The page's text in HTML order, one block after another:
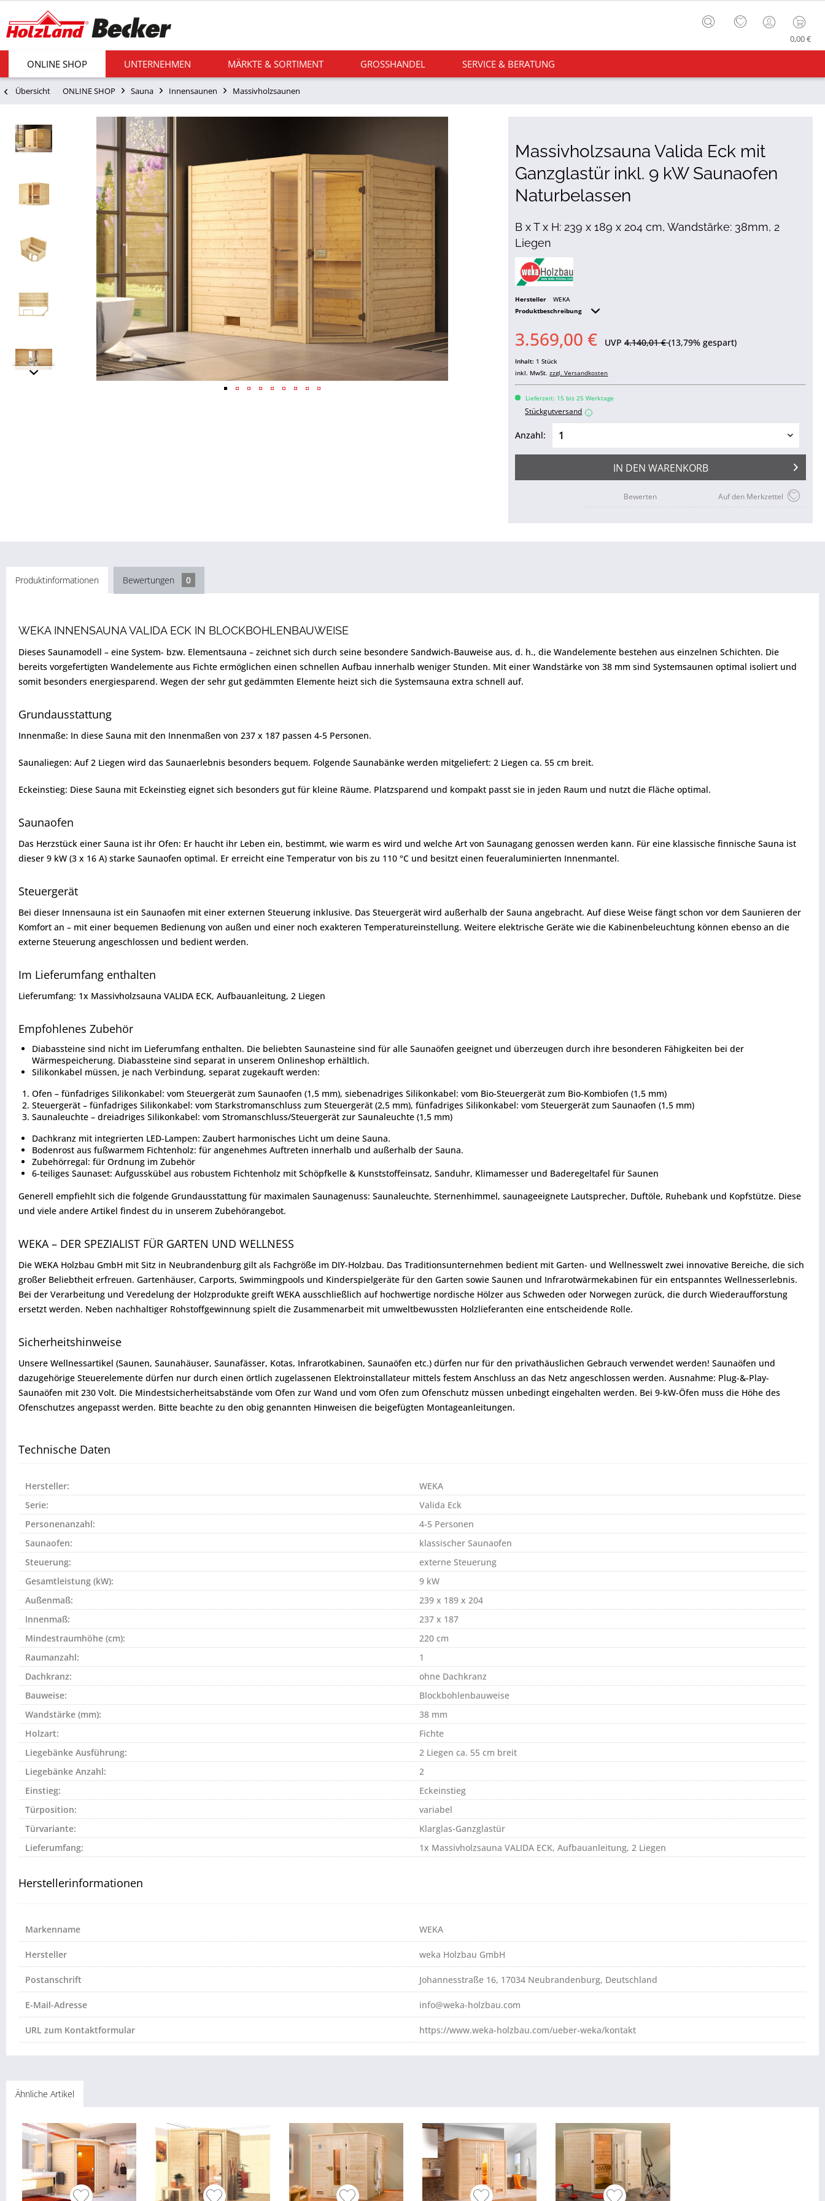
0,00 €
ONLINE SHOP UNTERNEHMEN MÄRKTE & SORTIMENT GROSSHANDEL SERVICE & BERATUNG
Übersicht ONLINE SHOP Sauna Innensaunen Massivholzsaunen
Massivholzsauna Valida Eck mit
Ganzglastür inkl. 9 kW Saunaofen
Naturbelassen
B x T x H: 239 x 189 x 204 cm, Wandstärke: 38mm, 2
Liegen
Hersteller
WEKA
Produktbeschreibung
3.569,00 € UVP4.140,01 €(13,79% gespart)
Inhalt: 1 Stück
inkl. MwSt.zzgl. Versandkosten
Lieferzeit: 15 bis 25 Werktage
Stückgutversand i
Anzahl:
IN DEN WARENKORB
Auf den Merkzettel
Bewerten
Produktinformationen Bewertungen 0
WEKA INNENSAUNA VALIDA ECK IN BLOCKBOHLENBAUWEISE
Dieses Saunamodell – eine System- bzw. Elementsauna – zeichnet sich durch seine besondere Sandwich-Bauweise aus, d. h., die Wandelemente bestehen aus einzelnen Schichten. Die
bereits vorgefertigten Wandelemente aus Fichte ermöglichen einen schnellen Aufbau innerhalb weniger Stunden. Mit einer Wandstärke von 38 mm sind Systemsaunen optimal isoliert und
somit besonders energiesparend. Wegen der sehr gut gedämmten Elemente heizt sich die Systemsauna extra schnell auf.
Grundausstattung
Innenmaße: In diese Sauna mit den Innenmaßen von 237 x 187 passen 4-5 Personen.
Saunaliegen: Auf 2 Liegen wird das Saunaerlebnis besonders bequem. Folgende Saunabänke werden mitgeliefert: 2 Liegen ca. 55 cm breit.
Eckeinstieg: Diese Sauna mit Eckeinstieg eignet sich besonders gut für kleine Räume. Platzsparend und kompakt passt sie in jeden Raum und nutzt die Fläche optimal.
Saunaofen
Das Herzstück einer Sauna ist ihr Ofen: Er haucht ihr Leben ein, bestimmt, wie warm es wird und welche Art von Saunagang genossen werden kann. Für eine klassische finnische Sauna ist
dieser 9 kW (3 x 16 A) starke Saunaofen optimal. Er erreicht eine Temperatur von bis zu 110 °C und besitzt einen feueraluminierten Innenmantel.
Steuergerät
Bei dieser Innensauna ist ein Saunaofen mit einer externen Steuerung inklusive. Das Steuergerät wird außerhalb der Sauna angebracht. Auf diese Weise fängt schon vor dem Saunieren der
Komfort an – mit einer bequemen Bedienung von außen und einer noch exakteren Temperatureinstellung. Weitere elektrische Geräte wie die Kabinenbeleuchtung können ebenso an die
externe Steuerung angeschlossen und bedient werden.
Im Lieferumfang enthalten
Lieferumfang: 1x Massivholzsauna VALIDA ECK, Aufbauanleitung, 2 Liegen
Empfohlenes Zubehör
Diabassteine sind nicht im Lieferumfang enthalten. Die beliebten Saunasteine sind für alle Saunaöfen geeignet und überzeugen durch ihre besonderen Fähigkeiten bei der
Wärmespeicherung. Diabassteine sind separat in unserem Onlineshop erhältlich.
Silikonkabel müssen, je nach Verbindung, separat zugekauft werden:
Ofen – fünfadriges Silikonkabel: vom Steuergerät zum Saunaofen (1,5 mm), siebenadriges Silikonkabel: vom Bio-Steuergerät zum Bio-Kombiofen (1,5 mm)
Steuergerät – fünfadriges Silikonkabel: vom Starkstromanschluss zum Steuergerät (2,5 mm), fünfadriges Silikonkabel: vom Steuergerät zum Saunaofen (1,5 mm)
Saunaleuchte – dreiadriges Silikonkabel: vom Stromanschluss/Steuergerät zur Saunaleuchte (1,5 mm)
Dachkranz mit integrierten LED-Lampen: Zaubert harmonisches Licht um deine Sauna.
Bodenrost aus fußwarmem Fichtenholz: für angenehmes Auftreten innerhalb und außerhalb der Sauna.
Zubehörregal: für Ordnung im Zubehör
6-teiliges Saunaset: Aufgusskübel aus robustem Fichtenholz mit Schöpfkelle & Kunststoffeinsatz, Sanduhr, Klimamesser und Baderegeltafel für Saunen
Generell empfiehlt sich die folgende Grundausstattung für maximalen Saunagenuss: Saunaleuchte, Sternenhimmel, saunageeignete Lautsprecher, Duftöle, Ruhebank und Kopfstütze. Diese
und viele andere Artikel findest du in unserem Zubehörangebot.
WEKA – DER SPEZIALIST FÜR GARTEN UND WELLNESS
Die WEKA Holzbau GmbH mit Sitz in Neubrandenburg gilt als Fachgröße im DIY-Holzbau. Das Traditionsunternehmen bedient mit Garten- und Wellnesswelt zwei innovative Bereiche, die sich
großer Beliebtheit erfreuen. Gartenhäuser, Carports, Swimmingpools und Kinderspielgeräte für den Garten sowie Saunen und Infrarotwärmekabinen für ein entspanntes Wellnesserlebnis.
Bei der Verarbeitung und Veredelung der Holzprodukte greift WEKA ausschließlich auf hochwertige nordische Hölzer aus Schweden oder Norwegen zurück, die durch Wiederaufforstung
ersetzt werden. Neben nachhaltiger Rohstoffgewinnung spielt die Zusammenarbeit mit umweltbewussten Holzlieferanten eine entscheidende Rolle.
Sicherheitshinweise
Unsere Wellnessartikel (Saunen, Saunahäuser, Saunafässer, Kotas, Infrarotkabinen, Saunaöfen etc.) dürfen nur für den privathäuslichen Gebrauch verwendet werden! Saunaöfen und
dazugehörige Steuerelemente dürfen nur durch einen örtlich zugelassenen Elektroinstallateur mittels festem Anschluss an das Netz angeschlossen werden. Ausnahme: Plug-&-Play-
Saunaöfen mit 230 Volt. Die Mindestsicherheitsabstände vom Ofen zur Wand und vom Ofen zum Ofenschutz müssen unbedingt eingehalten werden. Bei 9-kW-Öfen muss die Höhe des
Ofenschutzes angepasst werden. Bitte beachte zu den obig genannten Hinweisen die beigefügten Montageanleitungen.
Technische Daten
Hersteller:
WEKA
Serie:
Valida Eck
Personenanzahl:
4-5 Personen
Saunaofen:
klassischer Saunaofen
Steuerung:
externe Steuerung
Gesamtleistung (kW):
9 kW
Außenmaß:
239 x 189 x 204
Innenmaß:
237 x 187
Mindestraumhöhe (cm):
220 cm
Raumanzahl:
1
Dachkranz:
ohne Dachkranz
Bauweise:
Blockbohlenbauweise
Wandstärke (mm):
38 mm
Holzart:
Fichte
Liegebänke Ausführung:
2 Liegen ca. 55 cm breit
Liegebänke Anzahl:
2
Einstieg:
Eckeinstieg
Türposition:
variabel
Türvariante:
Klarglas-Ganzglastür
Lieferumfang:
1x Massivholzsauna VALIDA ECK, Aufbauanleitung, 2 Liegen
Herstellerinformationen
Markenname WEKA
Hersteller weka Holzbau GmbH
Postanschrift Johannesstraße 16, 17034 Neubrandenburg, Deutschland
E-Mail-Adresse info@weka-holzbau.com
URL zum Kontaktformular https://www.weka-holzbau.com/ueber-weka/kontakt
Ähnliche Artikel